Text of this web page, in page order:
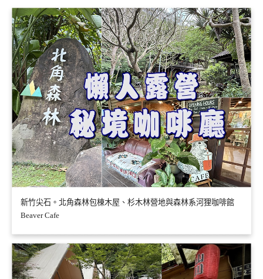
新竹尖石。北角森林包棟木屋、杉木林營地與森林系河狸咖啡館
Beaver Cafe